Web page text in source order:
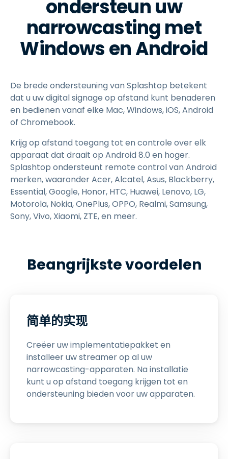
ondersteun uw
narrowcasting met
Windows en Android
De brede ondersteuning van Splashtop betekent
dat u uw digital signage op afstand kunt benaderen
en bedienen vanaf elke Mac, Windows, iOS, Android
of Chromebook.
Krijg op afstand toegang tot en controle over elk
apparaat dat draait op Android 8.0 en hoger.
Splashtop ondersteunt remote control van Android
merken, waaronder Acer, Alcatel, Asus, Blackberry,
Essential, Google, Honor, HTC, Huawei, Lenovo, LG,
Motorola, Nokia, OnePlus, OPPO, Realmi, Samsung,
Sony, Vivo, Xiaomi, ZTE, en meer.
Beangrijkste voordelen
简单的实现
Creëer uw implementatiepakket en
installeer uw streamer op al uw
narrowcasting-apparaten. Na installatie
kunt u op afstand toegang krijgen tot en
ondersteuning bieden voor uw apparaten.